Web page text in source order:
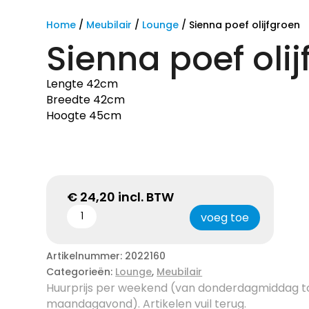
Home / Meubilair / Lounge / Sienna poef olijfgroen
Sienna poef
Lengte 42cm
Breedte 42cm
Hoogte 45cm
€ 24,20 incl. BTW
voeg toe
Artikelnummer: 2022160
Categorieën: Lounge, Meubilair
Huurprijs per weekend (van donderdagmiddag
maandagavond). Artikelen vuil terug.